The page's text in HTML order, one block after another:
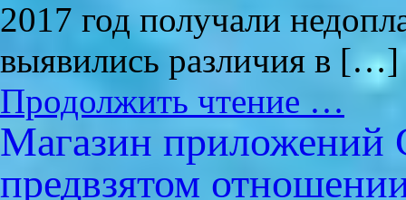
2017 год получали
выявились различия в […]
Продолжить чтение …
Магазин приложений
предвзятом